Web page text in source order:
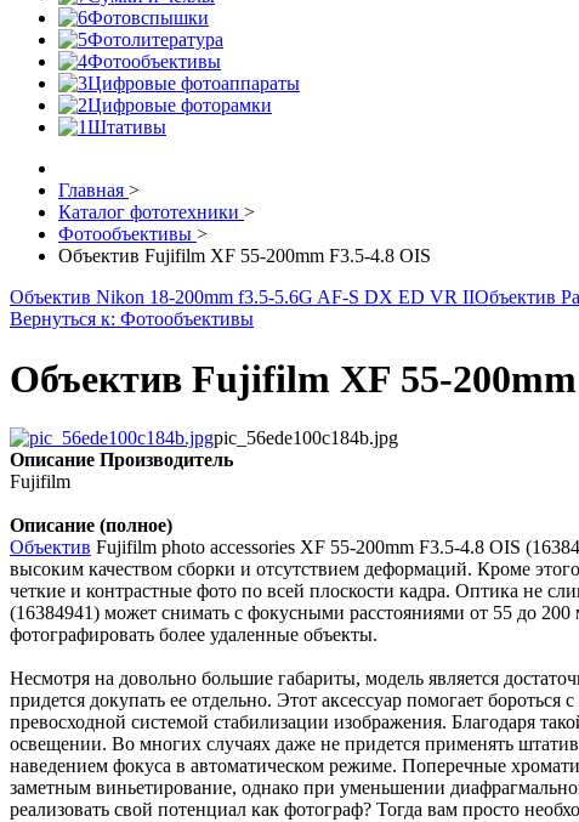
Фотовспышки
Фотолитература
Фотообъективы
Цифровые фотоаппараты
Цифровые фоторамки
Штативы
Главная >
Каталог фототехники >
Фотообъективы >
Объектив Fujifilm XF 55-200mm F3.5-4.8 OIS
Объектив Nikon 18-200mm f3.5-5.6G AF-S DX ED VR IIОбъектив
Вернуться к: Фотообъективы
Объектив Fujifilm XF 55-
pic_56ede100c184b.jpg
Описание Производитель
Fujifilm
Описание (полное)
Объектив Fujifilm photo accessories XF 55-200mm F3.5-4.8 OIS
высоким качеством сборки и отсутствием деформаций. Кроме
четкие и контрастные фото по всей плоскости кадра. Оптика не
(16384941) может снимать с фокусными расстояниями от 55 до
фотографировать более удаленные объекты.
Несмотря на довольно большие габариты, модель является
придется докупать ее отдельно. Этот аксессуар помогает
превосходной системой стабилизации изображения. Благодаря
освещении. Во многих случаях даже не придется применять
наведением фокуса в автоматическом режиме. Поперечные
заметным виньетирование, однако при уменьшении
реализовать свой потенциал как фотограф? Тогда вам просто